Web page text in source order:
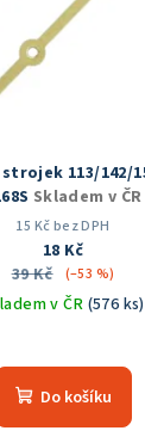
113/142/
Skladem v ČR
15 Kč bez DPH
18 Kč
39 Kč
(–53 %)
v ČR (576 ks)
hodnocení
produktu
Do košíku